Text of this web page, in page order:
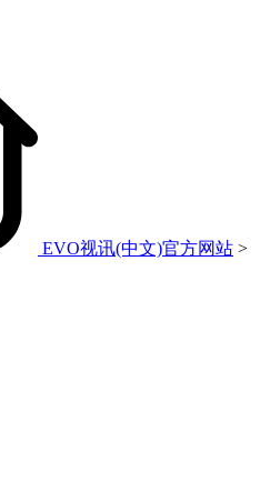
EVO视讯(中文)官方网站 >